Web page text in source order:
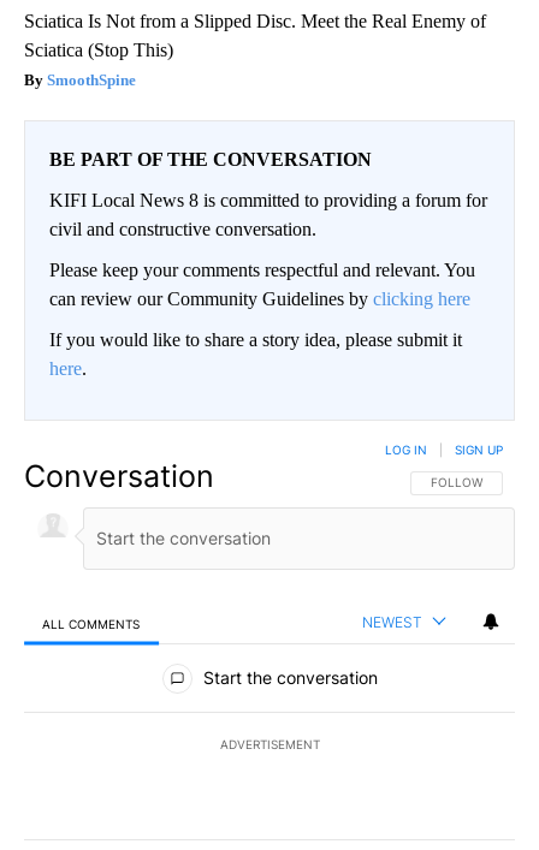
Sciatica Is Not from a Slipped Disc. Meet the Real Enemy of
Sciatica (Stop This)
SmoothSpine
BE PART OF THE CONVERSATION
KIFI Local News 8 is committed to providing a forum for
civil and constructive conversation.
Please keep your comments respectful and relevant. You
can review our Community Guidelines by clicking here
If you would like to share a story idea, please submit it
here.
Conversation FOLLOW THIS
FOLLOW
LOG IN SIGN UP
ALL COMMENTS NEWEST
All Comments
Start the conversation
ADVERTISEMENT